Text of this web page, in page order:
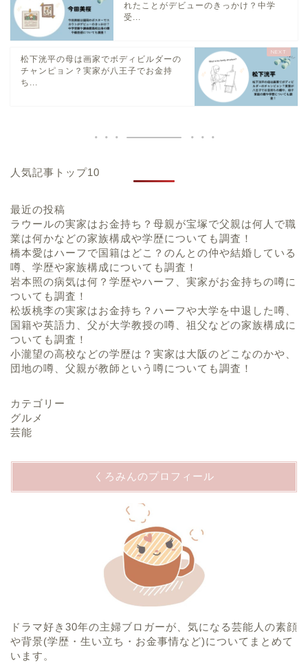
れたことがデビューのきっかけ？中学
受...
松下洸平の母は画家でボディビルダーの
チャンピョン？実家が八王子でお金持
ち...
人気記事トップ10
最近の投稿
ラウールの実家はお金持ち？母親が宝塚で父親は何人で職
業は何かなどの家族構成や学歴についても調査！
橋本愛はハーフで国籍はどこ？のんとの仲や結婚している
噂、学歴や家族構成についても調査！
岩本照の病気は何？学歴やハーフ、実家がお金持ちの噂に
ついても調査！
松坂桃李の実家はお金持ち？ハーフや大学を中退した噂、
国籍や英語力、父が大学教授の噂、祖父などの家族構成に
ついても調査！
小瀧望の高校などの学歴は？実家は大阪のどこなのかや、
団地の噂、父親が教師という噂についても調査！
カテゴリー
グルメ
芸能
くろみんのプロフィール
ドラマ好き30年の主婦ブロガーが、気になる芸能人の素顔
や背景(学歴・生い立ち・お金事情など)についてまとめて
います。
プロフィール
運営者情報